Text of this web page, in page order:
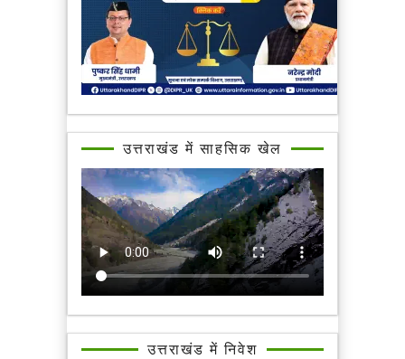
उत्तराखंड में साहसिक खेल
उत्तराखंड में निवेश